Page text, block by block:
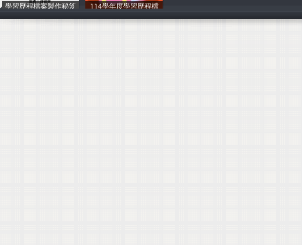
學習歷程檔案製作秘笈
周家琪
114學年度學習歷程檔
周家琪